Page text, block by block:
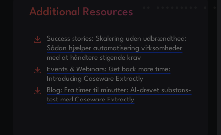
Additional Resources
Success stories: Skalering uden udbrændthed:
Sådan hjælper automatisering virksomheder
med at håndtere stigende krav
Events & Webinars: Get back more time:
Introducing Caseware Extractly
Blog: Fra timer til minutter: AI-drevet substans­
test med Caseware Extractly